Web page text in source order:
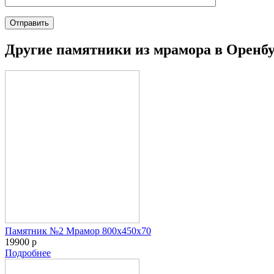
Другие памятники из мрамора в
Памятник №2 Мрамор 800х450х70
19900 р
Подробнее